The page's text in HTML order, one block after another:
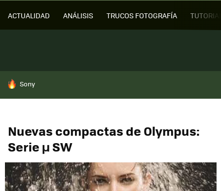
ACTUALIDAD ANÁLISIS TRUCOS FOTOGRAFÍA
HOY SE HABLA DE
Sony
Nuevas compactas de Olympus:
Serie µ SW